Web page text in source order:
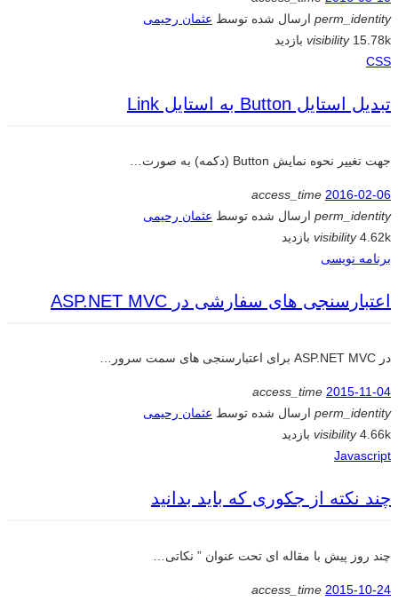
perm_identity ارسال شده توسط عثمان رحیمی
visibility15.78k بازدید
CSS
تبدیل استایل Button به استایل Link
جهت تغییر نحوه نمایش Button (دکمه) به صورت…
access_time 2016-02-06
perm_identity ارسال شده توسط عثمان رحیمی
visibility4.62k بازدید
برنامه نویسی
اعتبارسنجی های سفارشی در ASP.NET MVC
در ASP.NET MVC برای اعتبارسنجی های سمت سرور…
access_time 2015-11-04
perm_identity ارسال شده توسط عثمان رحیمی
visibility4.66k بازدید
Javascript
چند نکته از جکوری که باید بدانید
چند روز پیش با مقاله ای تحت عنوان ” نکاتی…
access_time 2015-10-24